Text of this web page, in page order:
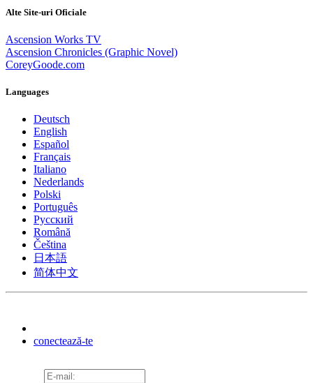
Alte Site-uri Oficiale
Ascension Works TV
Ascension Chronicles (Graphic Novel)
CoreyGoode.com
Languages
Deutsch
English
Español
Français
Italiano
Nederlands
Polski
Português
Pусский
Română
Čeština
日本語
简体中文
conectează-te